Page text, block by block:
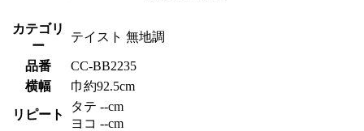
カテゴリ
ー
テイスト 無地調
品番
CC-BB2235
横幅
巾約92.5cm
リピート
タテ --cm
ヨコ --cm